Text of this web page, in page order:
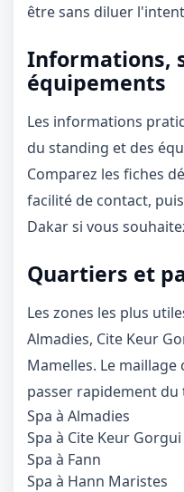
être sans diluer
Informations,
équipements
Les informations
du standing et des
Comparez les fiches
facilité de contact,
Dakarsi vous
Quartiers et
Les zones les plus
Almadies, Cite Keur
Mamelles. Le maillage
passer rapidement du
Spa à Almadies
Spa à Cite Keur Gorgui
Spa à Fann
Spa à Hann Maristes
＋⛶ ↓✕